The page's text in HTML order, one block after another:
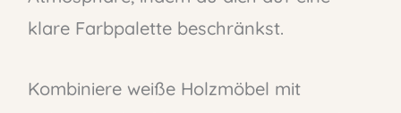
klare Farbpalette beschränkst.
Kombiniere weiße Holzmöbel mit